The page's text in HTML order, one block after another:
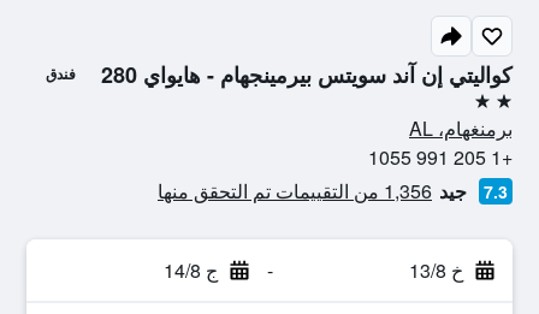
كواليتي إن آند سويتس بيرمينجهام - هايواي 280 فندق
2 نجمتين
برمنغهام، AL
+1 205 991 1055
7.3 جيد 1,356 من التقييمات تم التحقق منها
خ 13/8 - ج 14/8